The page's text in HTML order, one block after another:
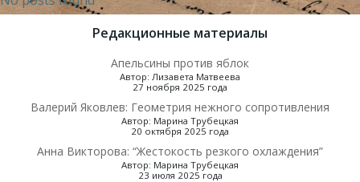
Редакционные материалы
Апельсины против яблок
Автор: Лизавета Матвеева
27 ноября 2025 года
Валерий Яковлев: Геометрия нежного сопротивления
Автор: Марина Трубецкая
20 октября 2025 года
Анна Викторова: “Жестокость резкого охлаждения”
Автор: Марина Трубецкая
23 июля 2025 года